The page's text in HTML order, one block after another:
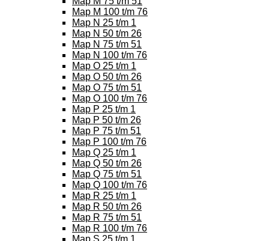
Map M 100 t/m 76
Map N 25 t/m 1
Map N 50 t/m 26
Map N 75 t/m 51
Map N 100 t/m 76
Map O 25 t/m 1
Map O 50 t/m 26
Map O 75 t/m 51
Map O 100 t/m 76
Map P 25 t/m 1
Map P 50 t/m 26
Map P 75 t/m 51
Map P 100 t/m 76
Map Q 25 t/m 1
Map Q 50 t/m 26
Map Q 75 t/m 51
Map Q 100 t/m 76
Map R 25 t/m 1
Map R 50 t/m 26
Map R 75 t/m 51
Map R 100 t/m 76
Map S 25 t/m 1